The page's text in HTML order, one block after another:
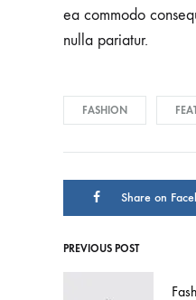
ea commodo
nulla pariatur.
FASHION
Share on
Post
PREVIOUS POST